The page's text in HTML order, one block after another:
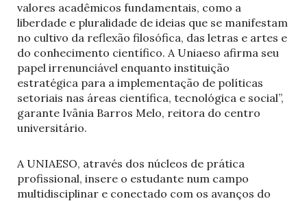
valores acadêmicos fundamentais, como a
liberdade e pluralidade de ideias que se manifestam
no cultivo da reflexão filosófica, das letras e artes e
do conhecimento científico. A Uniaeso afirma seu
papel irrenunciável enquanto instituição
estratégica para a implementação de políticas
setoriais nas áreas científica, tecnológica e social”,
garante Ivânia Barros Melo, reitora do centro
universitário.
A UNIAESO, através dos núcleos de prática
profissional, insere o estudante num campo
multidisciplinar e conectado com os avanços do